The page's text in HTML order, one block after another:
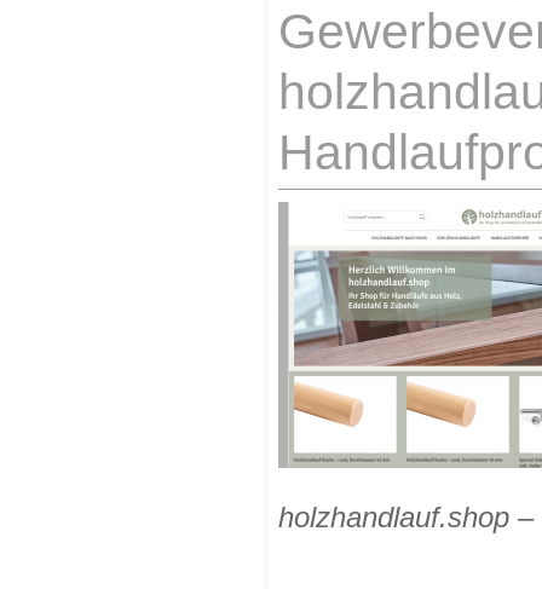
holzhandlauf.shop